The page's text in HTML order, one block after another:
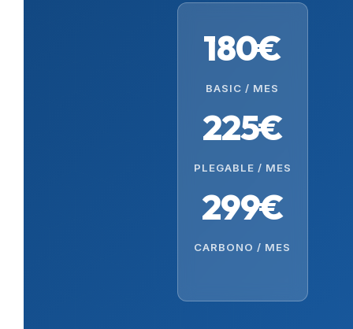
180€
BASIC / MES
225€
PLEGABLE / MES
299€
CARBONO / MES